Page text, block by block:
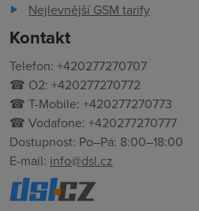
Nejlevnější GSM tarify
Kontakt
Telefon: +420277270707
☎ O2: +420277270772
☎ T-Mobile: +420277270773
☎ Vodafone: +420277270777
Dostupnost: Po–Pá: 8:00–18:00
E-mail: info@dsl.cz